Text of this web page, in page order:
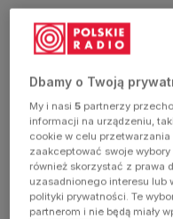
exception
has
occurred
(see the
browser
Dbamy o Twoją
My i nasi5 partnerzy
informacji na urządzeniu,
cookie w celu
zaakceptować swoje
również skorzystać z prawa
uzasadnionego interesu lub
polityki prywatności. Te
partnerom i nie będą miały